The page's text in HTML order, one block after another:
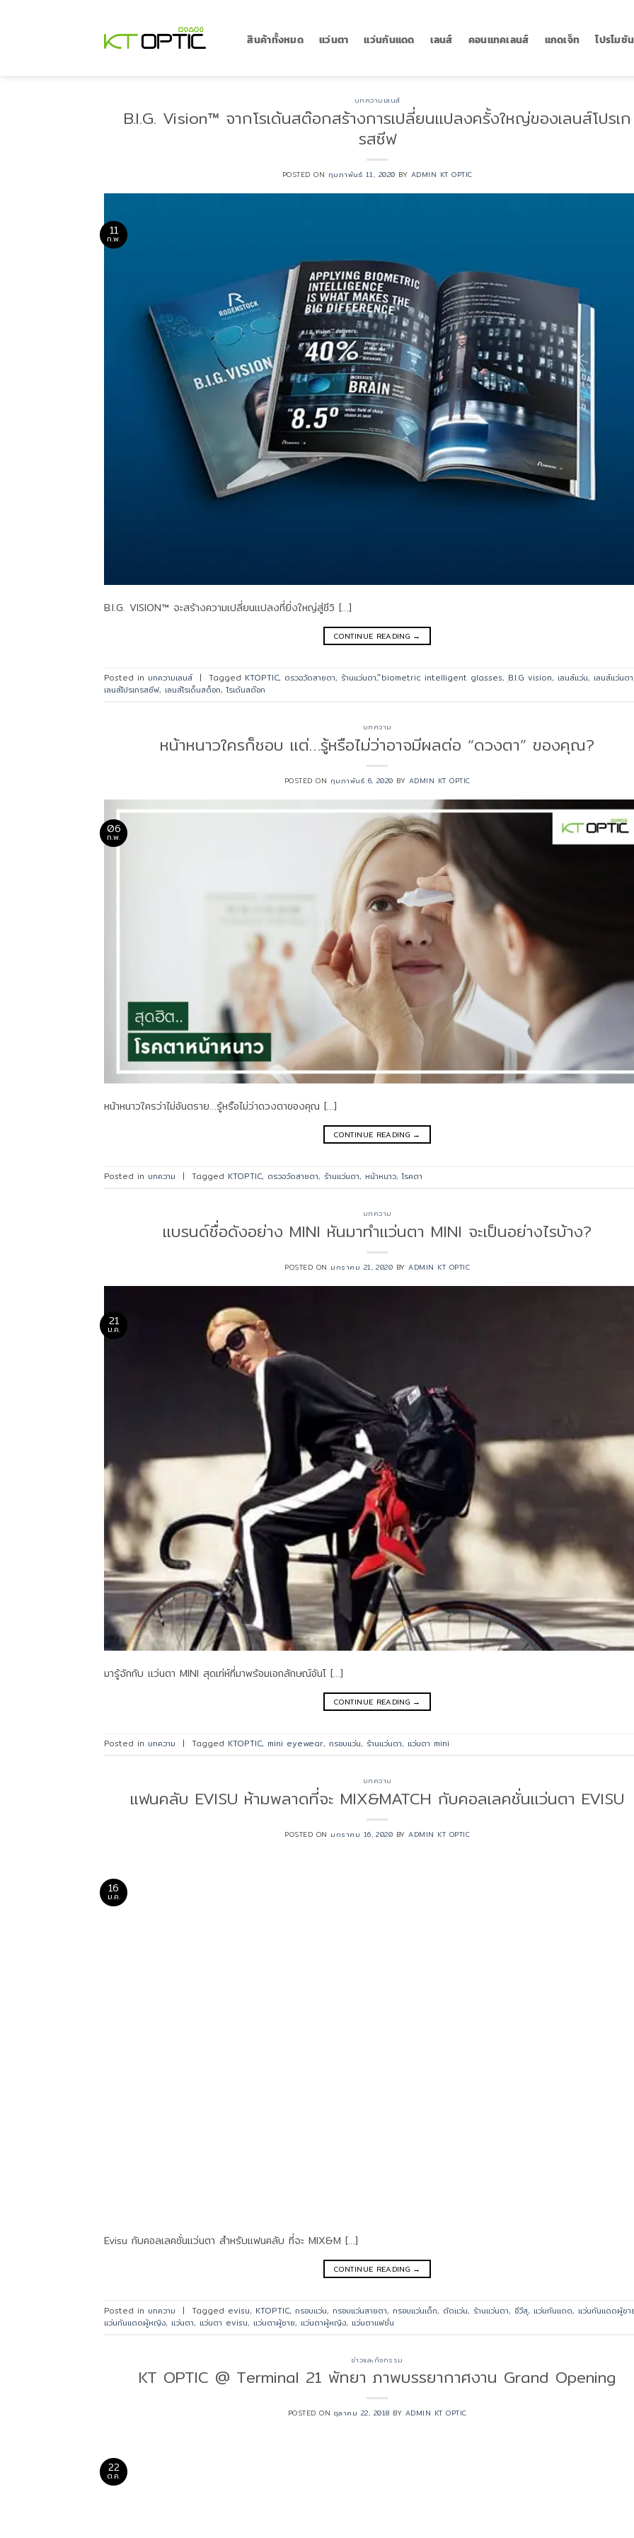
สินค้าทั้งหมด แว่นตา แว่นกันแดด เลนส์ คอนแทคเลนส์ แกดเจ็ท โปรโมชัน
บทความเลนส์
B.I.G. Vision™ จากโรเด้นสต๊อกสร้างการเปลี่ยนแปลงครั้งใหญ่ของเลนส์โปรเก
รสซีฟ
POSTED ON กุมภาพันธ์ 11, 2020 BY ADMIN KT OPTIC
11
ก.พ.
B.I.G. VISION™ จะสร้างความเปลี่ยนแปลงที่ยิ่งใหญ่สู่ชีวิ […]
CONTINUE READING →
Posted in บทความเลนส์ | Tagged KTOPTIC, ตรวจวัดสายตา, ร้านแว่นตา,ิbiometric intelligent glasses, ฺB.I.G vision, เลนส์แว่น, เลนส์แว่นตา
เลนส์โปรเกรสซีฟ, เลนส์โรเด็นสต็อก,โรเด้นสต๊อก
บทความ
หน้าหนาวใครก็ชอบ แต่…รู้หรือไม่ว่าอาจมีผลต่อ “ดวงตา” ของคุณ?
POSTED ON กุมภาพันธ์ 6, 2020 BY ADMIN KT OPTIC
06
ก.พ.
หน้าหนาวใครว่าไม่อันตราย…รู้หรือไม่ว่าดวงตาของคุณ […]
CONTINUE READING →
Posted in บทความ | Tagged KTOPTIC, ตรวจวัดสายตา, ร้านแว่นตา, หน้าหนาว,โรคตา
บทความ
แบรนด์ชื่อดังอย่าง MINI หันมาทำแว่นตา MINI จะเป็นอย่างไรบ้าง?
POSTED ON มกราคม 21, 2020 BYADMIN KT OPTIC
21
ม.ค.
มารู้จักกับ แว่นตา MINI สุดเท่ห์ที่มาพร้อมเอกลักษณ์อันโ […]
CONTINUE READING →
Posted in บทความ | Tagged KTOPTIC, mini eyewear, กรอบแว่น, ร้านแว่นตา, แว่นตา mini
บทความ
แฟนคลับ EVISU ห้ามพลาดที่จะ MIX&MATCH กับคอลเลคชั่นแว่นตา EVISU
POSTED ON มกราคม 16, 2020 BYADMIN KT OPTIC
16
ม.ค.
Evisu กับคอลเลคชั่นแว่นตา สำหรับแฟนคลับ ที่จะ MIX&M […]
CONTINUE READING →
Posted in บทความ | Tagged evisu, KTOPTIC, กรอบแว่น, กรอบแว่นสายตา, กรอบแว่นเด็ก, ตัดแว่น, ร้านแว่นตา, อีวีสุ, แว่นกันแดด, แว่นกันแดดผู้ชา
แว่นกันแดดผู้หญิง, แว่นตา, แว่นตา evisu, แว่นตาผู้ชาย, แว่นตาผู้หญิง, แว่นตาแฟชั่น
ข่าวและกิจกรรม
KT OPTIC @ Terminal 21 พัทยา ภาพบรรยากาศงาน Grand Opening
POSTED ON ตุลาคม 22, 2018 BY ADMIN KT OPTIC
22
ต.ค.